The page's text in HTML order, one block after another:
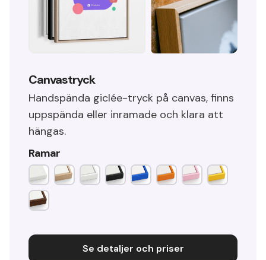
Canvastryck
Handspända giclée-tryck på canvas, finns
uppspända eller inramade och klara att
hängas.
Ramar
Se detaljer och priser